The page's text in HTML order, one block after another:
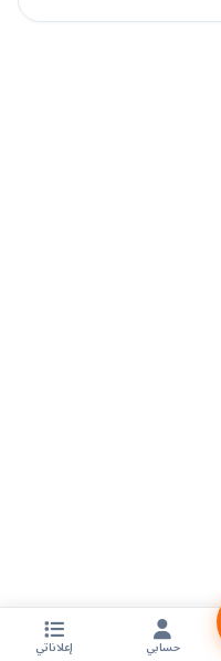
حسابي إعلاناتي